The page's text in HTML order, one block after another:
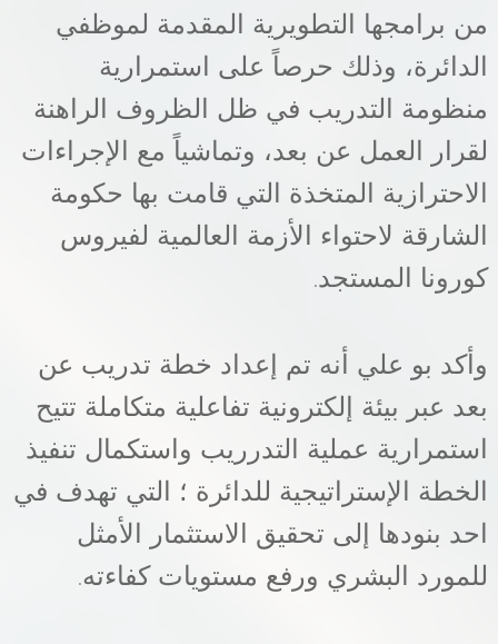
من برامجها التطويرية المقدمة لموظفي
الدائرة، وذلك حرصاً على استمرارية
منظومة التدريب في ظل الظروف الراهنة
لقرار العمل عن بعد، وتماشياً مع الإجراءات
الاحترازية المتخذة التي قامت بها حكومة
الشارقة لاحتواء الأزمة العالمية لفيروس
كورونا المستجد.
وأكد بو علي أنه تم إعداد خطة تدريب عن
بعد عبر بيئة إلكترونية تفاعلية متكاملة تتيح
استمرارية عملية التدرريب واستكمال تنفيذ
الخطة الإستراتيجية للدائرة ؛ التي تهدف في
احد بنودها إلى تحقيق الاستثمار الأمثل
للمورد البشري ورفع مستويات كفاءته.